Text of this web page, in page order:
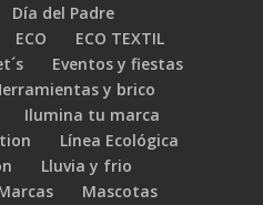
Día del Padre
ECO
ECO TEXTIL
Eventos y fiestas
y brico
Ilumina tu marca
Línea Ecológica
Lluvia y frio
Mascotas